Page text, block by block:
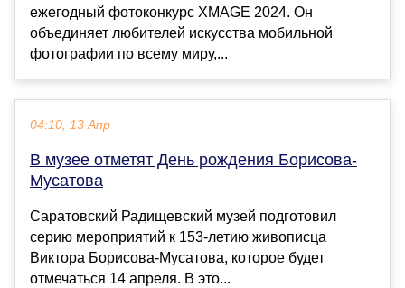
ежегодный фотоконкурс XMAGE 2024. Он
объединяет любителей искусства мобильной
фотографии по всему миру,...
04:10, 13 Апр
В музее отметят День рождения Борисова-
Мусатова
Саратовский Радищевский музей подготовил
серию мероприятий к 153-летию живописца
Виктора Борисова-Мусатова, которое будет
отмечаться 14 апреля. В это...